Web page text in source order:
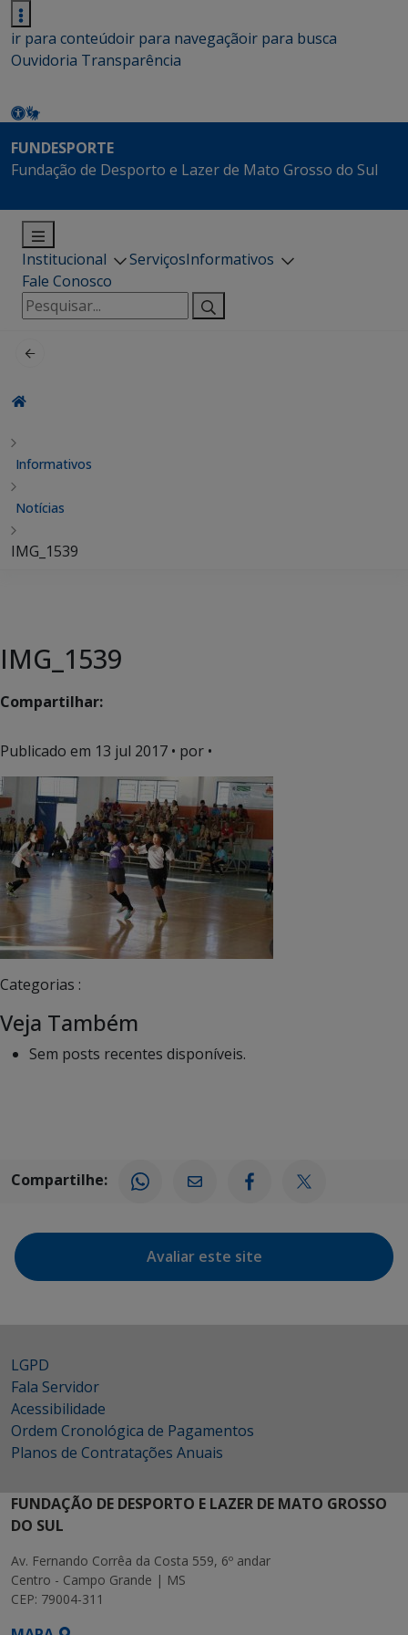
ir para conteúdoir para navegaçãoir para busca
Ouvidoria Transparência
FUNDESPORTE
Fundação de Desporto e Lazer de Mato Grosso do Sul
Institucional ServiçosInformativos
Fale Conosco
Pesquisar
por:
Informativos
Notícias
IMG_1539
IMG_1539
Compartilhar:
Publicado em 13 jul 2017 • por •
Categorias :
Veja Também
Sem posts recentes disponíveis.
Compartilhe:
Avaliar este site
LGPD
Fala Servidor
Acessibilidade
Ordem Cronológica de Pagamentos
Planos de Contratações Anuais
FUNDAÇÃO DE DESPORTO E LAZER DE MATO GROSSO
DO SUL
Av. Fernando Corrêa da Costa 559, 6º andar
Centro - Campo Grande | MS
CEP: 79004-311